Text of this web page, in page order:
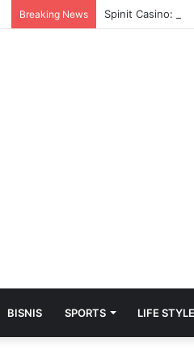
Breaking News Spinit Casino:
BISNIS SPORTS LIFE STYLE